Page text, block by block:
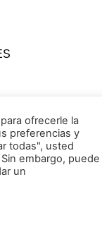
ofrecerle la
preferencias y
todas", usted
embargo, puede
un